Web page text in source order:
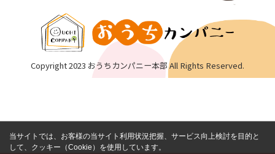
Copyright 2023 おうちカンパニー本部 All Rights Reserved.
当サイトでは、お客様の当サイト利用状況把握、サービス向上検討を目的と
して、クッキー（Cookie）を使用しています。